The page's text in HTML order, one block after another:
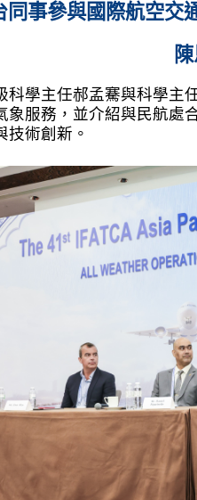
同事參與國際航空交
學主任郝孟騫與科學
服務，並介紹與民航
技術創新。